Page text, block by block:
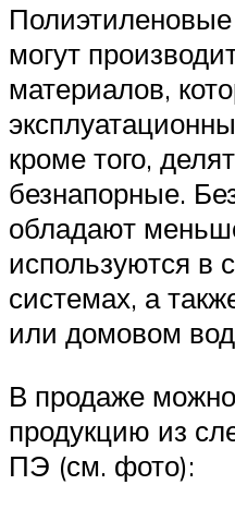
могут
материалов,
кроме того,
безнапорные.
обладают
используются в
системах, а
или домовом
В продаже
продукцию из
ПЭ (см. фото):